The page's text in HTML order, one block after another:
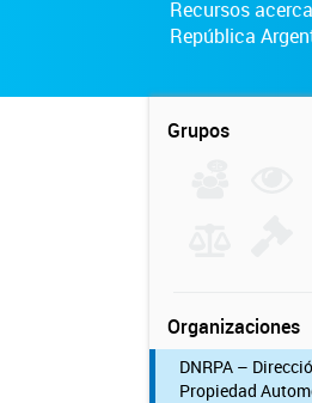
Recursos
República
Grupos
Organizaciones
DNRPA –
Propiedad